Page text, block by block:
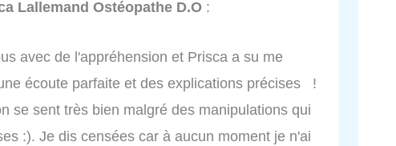
Lallemand Ostéopathe D.O :
avec de l'appréhension et Prisca a su me
écoute parfaite et des explications précises !
se sent très bien malgré des manipulations qui
:). Je dis censées car à aucun moment je n'ai